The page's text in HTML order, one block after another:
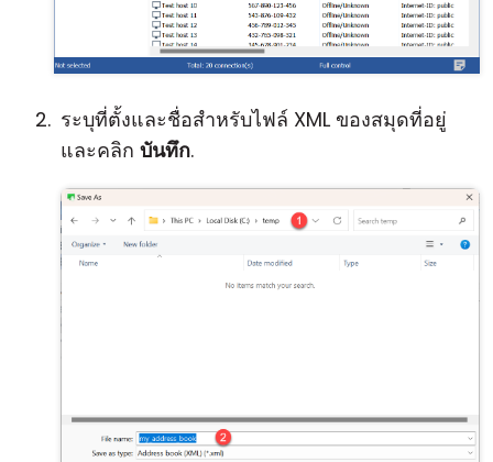
ระบุที่ตั้งและชื่อสำหรับไฟล์ XML ของสมุดที่อยู่
และคลิก บันทึก.